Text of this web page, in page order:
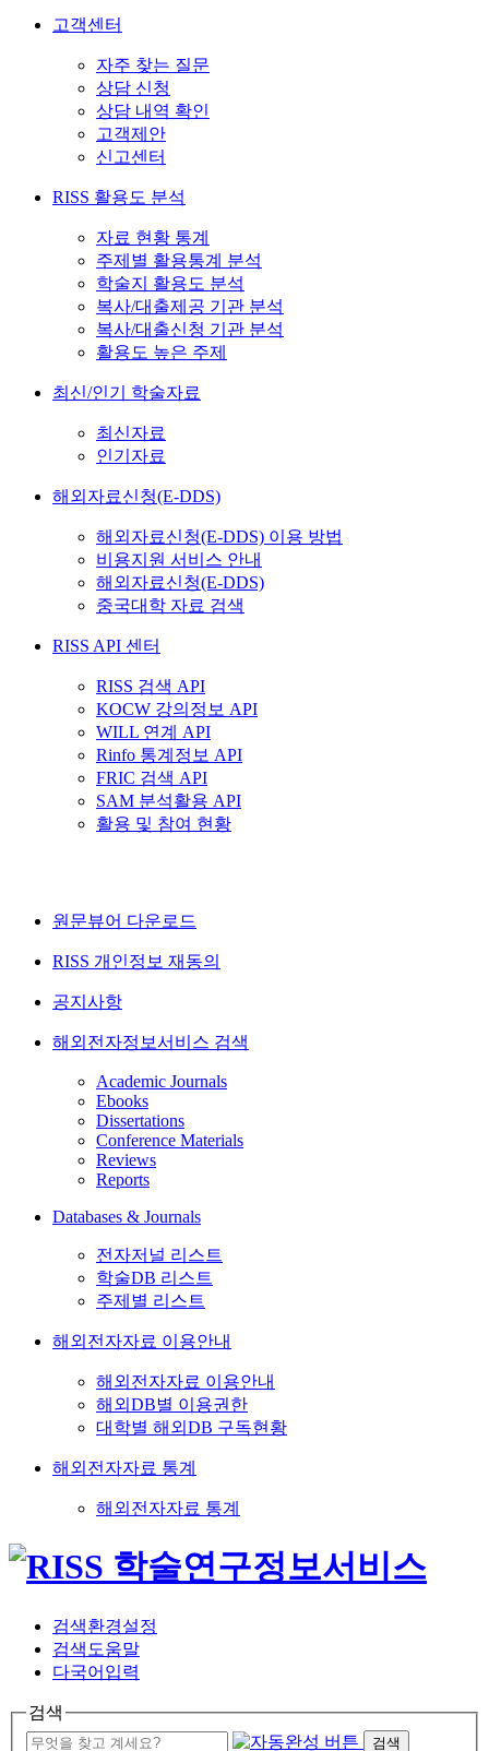
고객센터
자주 찾는 질문
상담 신청
상담 내역 확인
고객제안
신고센터
RISS 활용도 분석
자료 현황 통계
주제별 활용통계 분석
학술지 활용도 분석
복사/대출제공 기관 분석
복사/대출신청 기관 분석
활용도 높은 주제
최신/인기 학술자료
최신자료
인기자료
해외자료신청(E-DDS)
해외자료신청(E-DDS) 이용 방법
비용지원 서비스 안내
해외자료신청(E-DDS)
중국대학 자료 검색
RISS API 센터
RISS 검색 API
KOCW 강의정보 API
WILL 연계 API
Rinfo 통계정보 API
FRIC 검색 API
SAM 분석활용 API
활용 및 참여 현황
원문뷰어 다운로드
RISS 개인정보 재동의
공지사항
해외전자정보서비스 검색
Academic Journals
Ebooks
Dissertations
Conference Materials
Reviews
Reports
Databases & Journals
전자저널 리스트
학술DB 리스트
주제별 리스트
해외전자자료 이용안내
해외전자자료 이용안내
해외DB별 이용권한
대학별 해외DB 구독현황
해외전자자료 통계
해외전자자료 통계
검색환경설정
검색도움말
다국어입력
검색
검색